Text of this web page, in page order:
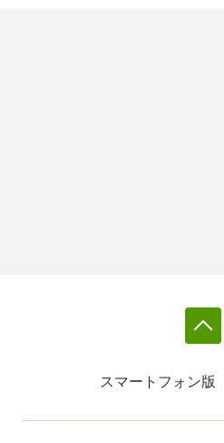
スマートフォン版